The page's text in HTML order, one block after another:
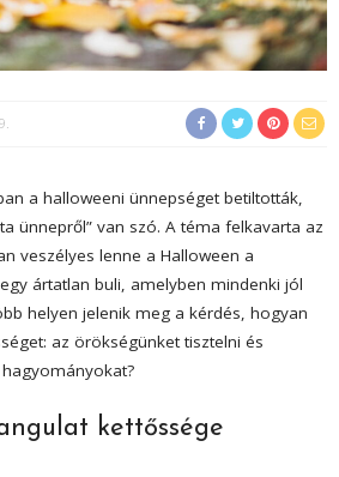
a halloweeni ünnepséget betiltották,
ünnepről” van szó. A téma felkavarta az
veszélyes lenne a Halloween a
ártatlan buli, amelyben mindenki jól
helyen jelenik meg a kérdés, hogyan
az örökségünket tisztelni és
kettőssége